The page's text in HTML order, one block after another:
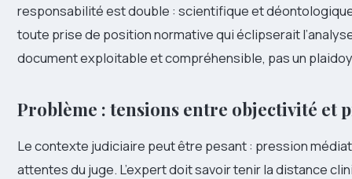
responsabilité est double : scientifique et
toute prise de position normative qui éclipserait
document exploitable et compréhensible, pas un
Problème : tensions entre objectivité et
Le contexte judiciaire peut être pesant : pression
attentes du juge. L’expert doit savoir tenir la distance